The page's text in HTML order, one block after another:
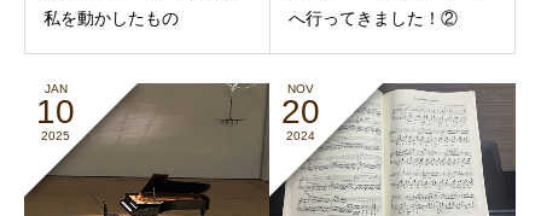
私を動かしたもの
へ行ってきました！②
JAN
10
2025
NOV
20
2024